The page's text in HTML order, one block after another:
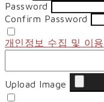
Password
Confirm Password
개인정보 수집 및 이용
Upload Image